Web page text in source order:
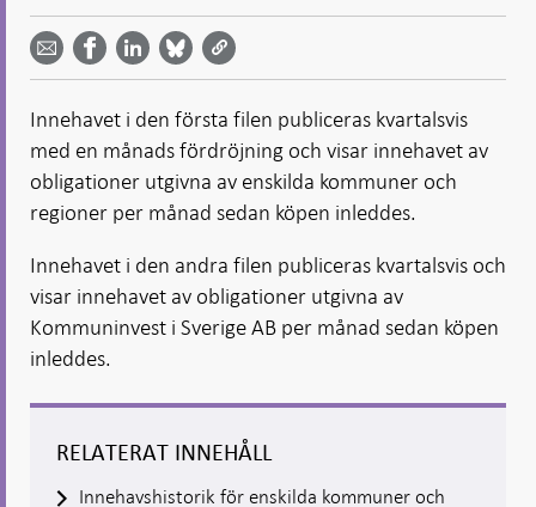
Dela
email -
Öppnas
i ny flik
Dela på
Facebook
- Öppnas
Dela på
LinkedIn
-
Öppnas
i ny flik
på
Bluesky
-
i ny flik
på
Twitter
-
i ny flik
Innehavet i den första filen publiceras kvartalsvis
med en månads fördröjning och visar innehavet av
obligationer utgivna av enskilda kommuner och
regioner per månad sedan köpen inleddes.
Innehavet i den andra filen publiceras kvartalsvis och
visar innehavet av obligationer utgivna av
Kommuninvest i Sverige AB per månad sedan köpen
inleddes.
RELATERAT INNEHÅLL
Innehavshistorik för enskilda kommuner och